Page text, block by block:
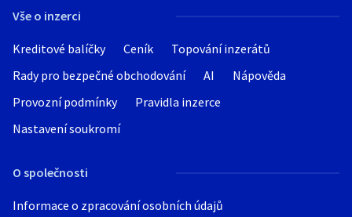
Vše o inzerci
Kreditové balíčky Ceník
Topování inzerátů
Rady pro bezpečné obchodování
AI
Nápověda
Provozní podmínky
Pravidla inzerce
Nastavení soukromí
O společnosti
Informace o zpracování osobních údajů